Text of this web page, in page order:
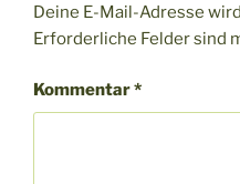
Deine E-Mail-Adresse
Erforderliche Felder sind
Kommentar*